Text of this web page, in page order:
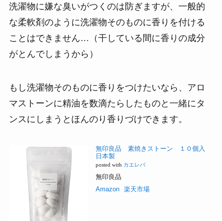
洗濯物に嫌な臭いがつくのは防ぎますが、一般的
な柔軟剤のように洗濯物そのものに香りを付ける
ことはできません…（干している間に香りの成分
がとんでしまうから）
もし洗濯物そのものに香りをつけたいなら、アロ
マストーンに精油を数滴たらしたものと一緒にタ
ンスにしまうとほんのり香りづけできます。
無印良品 素焼きストーン １０個入
日本製
posted with カエレバ
無印良品
Amazon
楽天市場